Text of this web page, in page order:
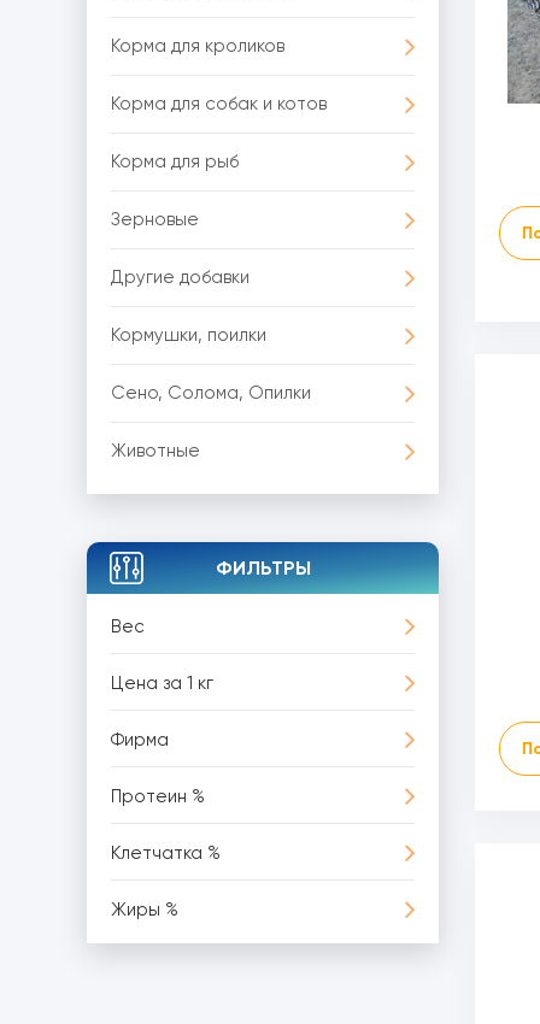
Корма для кроликов
Корма для собак и котов
Корма для рыб
Зерновые
Другие добавки
Кормушки, поилки
Сено, Солома, Опилки
Животные
ФИЛЬТРЫ
Вес
Цена за 1 кг
Фирма
Протеин %
Клетчатка %
Жиры %